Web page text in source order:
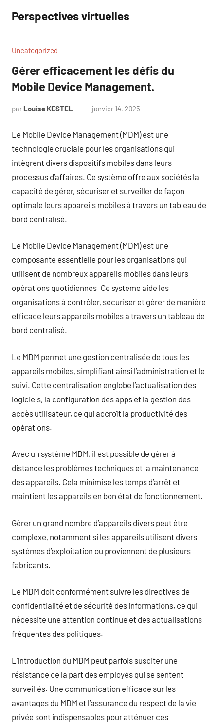
contenu
Perspectives virtuelles
Uncategorized
Gérer efficacement les défis du
Mobile Device Management.
par Louise KESTEL janvier 14, 2025
Le Mobile Device Management (MDM) est une
technologie cruciale pour les organisations qui
intègrent divers dispositifs mobiles dans leurs
processus d’affaires. Ce système offre aux sociétés la
capacité de gérer, sécuriser et surveiller de façon
optimale leurs appareils mobiles à travers un tableau de
bord centralisé.
Le Mobile Device Management (MDM) est une
composante essentielle pour les organisations qui
utilisent de nombreux appareils mobiles dans leurs
opérations quotidiennes. Ce système aide les
organisations à contrôler, sécuriser et gérer de manière
efficace leurs appareils mobiles à travers un tableau de
bord centralisé.
Le MDM permet une gestion centralisée de tous les
appareils mobiles, simplifiant ainsi l’administration et le
suivi. Cette centralisation englobe l’actualisation des
logiciels, la configuration des apps et la gestion des
accès utilisateur, ce qui accroît la productivité des
opérations.
Avec un système MDM, il est possible de gérer à
distance les problèmes techniques et la maintenance
des appareils. Cela minimise les temps d’arrêt et
maintient les appareils en bon état de fonctionnement.
Gérer un grand nombre d’appareils divers peut être
complexe, notamment si les appareils utilisent divers
systèmes d’exploitation ou proviennent de plusieurs
fabricants.
Le MDM doit conformément suivre les directives de
confidentialité et de sécurité des informations, ce qui
nécessite une attention continue et des actualisations
fréquentes des politiques.
L’introduction du MDM peut parfois susciter une
résistance de la part des employés qui se sentent
surveillés. Une communication efficace sur les
avantages du MDM et l’assurance du respect de la vie
privée sont indispensables pour atténuer ces